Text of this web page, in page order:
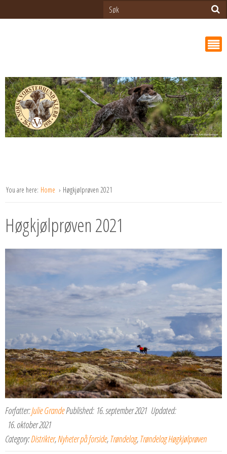
You are here: Home Høgkjølprøven 2021
Høgkjølprøven 2021
Forfatter:Julie GrandePublished: 16. september 2021 Updated:
16. oktober 2021
Category:Distrikter,Nyheter på forside, Trøndelag, Trøndelag Høgkjølprøven